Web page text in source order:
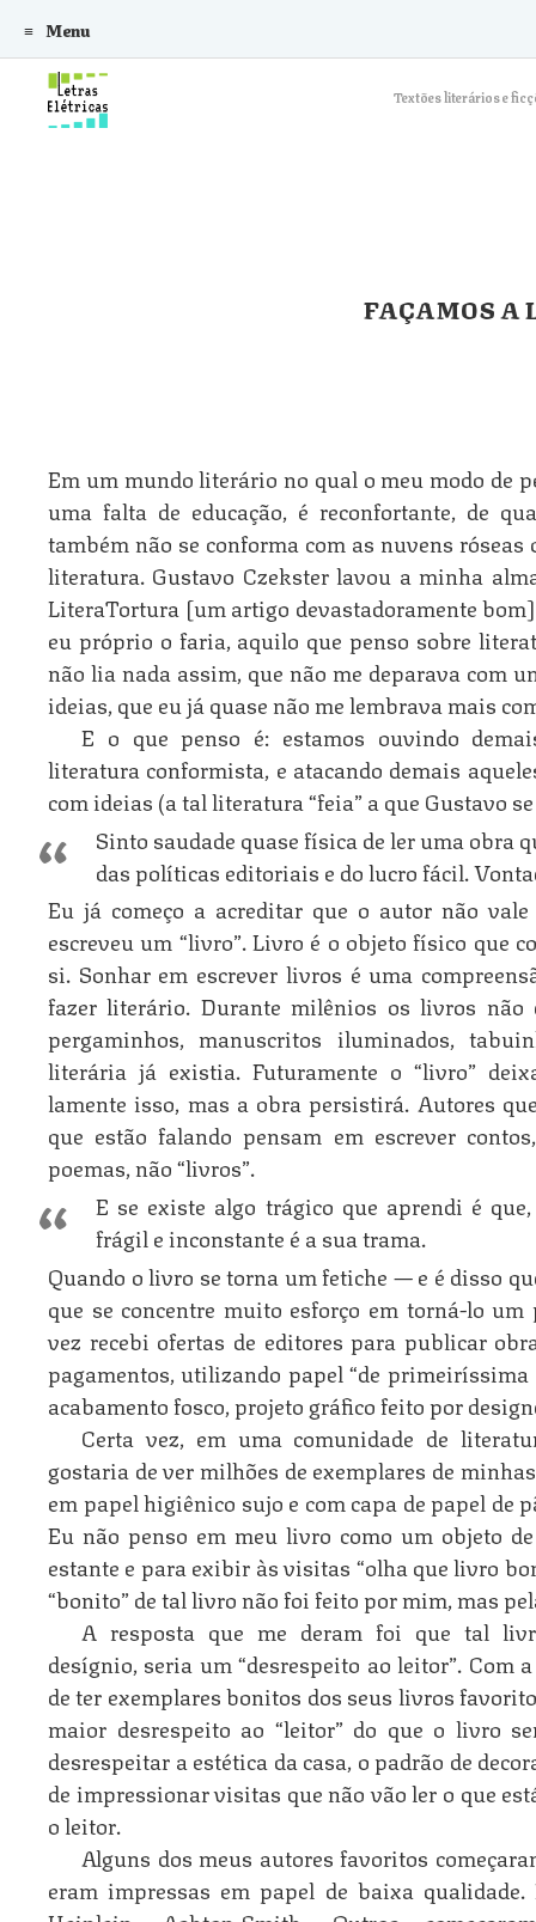
Textões literários e
Menu
Skip to content
FAÇAMOS A
Em um mundo literário no qual o meu modo de
uma falta de educação, é reconfortante, de
também não se conforma com as nuvens
literatura. Gustavo Czekster lavou a minha
LiteraTortura [um artigo devastadoramente
eu próprio o faria, aquilo que penso sobre
não lia nada assim, que não me deparava com
ideias, que eu já quase não me lembrava mais
E o que penso é: estamos ouvindo
literatura conformista, e atacando demais
com ideias (a tal literatura “feia” a que Gustavo
Sinto saudade quase física de ler uma obra
das políticas editoriais e do lucro fácil.
Eu já começo a acreditar que o autor não
escreveu um “livro”. Livro é o objeto físico que
si. Sonhar em escrever livros é uma
fazer literário. Durante milênios os livros
pergaminhos, manuscritos iluminados,
literária já existia. Futuramente o “livro”
lamente isso, mas a obra persistirá. Autores
que estão falando pensam em escrever
poemas, não “livros”.
E se existe algo trágico que aprendi é
frágil e inconstante é a sua trama.
Quando o livro se torna um fetiche — e é disso
que se concentre muito esforço em torná-lo
vez recebi ofertas de editores para publicar
pagamentos, utilizando papel “de primeiríssima
acabamento fosco, projeto gráfico feito por
Certa vez, em uma comunidade de
gostaria de ver milhões de exemplares de
em papel higiênico sujo e com capa de papel de
Eu não penso em meu livro como um objeto
estante e para exibir às visitas “olha que livro
“bonito” de tal livro não foi feito por mim, mas
A resposta que me deram foi que tal
desígnio, seria um “desrespeito ao leitor”. Com
de ter exemplares bonitos dos seus livros
maior desrespeito ao “leitor” do que o livro
desrespeitar a estética da casa, o padrão de
de impressionar visitas que não vão ler o que
o leitor.
Alguns dos meus autores favoritos
eram impressas em papel de baixa